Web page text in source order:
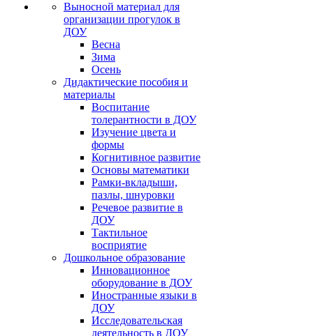
Выносной материал для
организации прогулок в
ДОУ
Весна
Зима
Осень
Дидактические пособия и
материалы
Воспитание
толерантности в ДОУ
Изучение цвета и
формы
Когнитивное развитие
Основы математики
Рамки-вкладыши,
пазлы, шнуровки
Речевое развитие в
ДОУ
Тактильное
восприятие
Дошкольное образование
Инновационное
оборудование в ДОУ
Иностранные языки в
ДОУ
Исследовательская
деятельность в ДОУ